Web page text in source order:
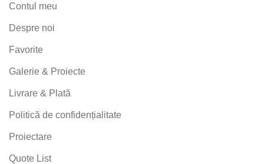
Contul meu
Despre noi
Favorite
Galerie & Proiecte
Livrare & Plată
Politică de confidențialitate
Proiectare
Quote List